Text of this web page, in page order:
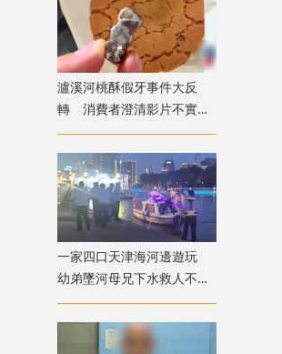
瀘溪河桃酥假牙事件大反
轉 消費者澄清影片不實致
歉
一家四口天津海河邊遊玩
幼弟墜河母兄下水救人不幸
溺亡